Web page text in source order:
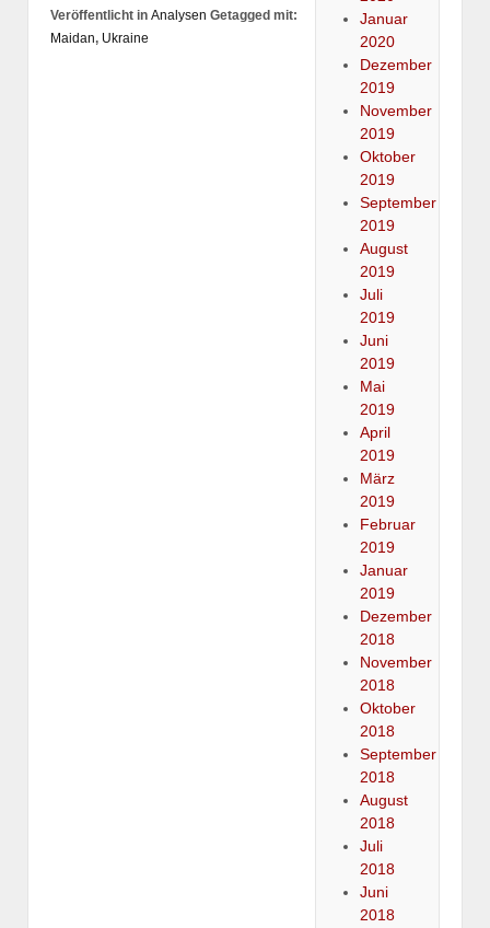
Veröffentlicht in Analysen Getagged mit:
Maidan, Ukraine
Januar
2020
Dezember
2019
November
2019
Oktober
2019
September
2019
August
2019
Juli
2019
Juni
2019
Mai
2019
April
2019
März
2019
Februar
2019
Januar
2019
Dezember
2018
November
2018
Oktober
2018
September
2018
August
2018
Juli
2018
Juni
2018